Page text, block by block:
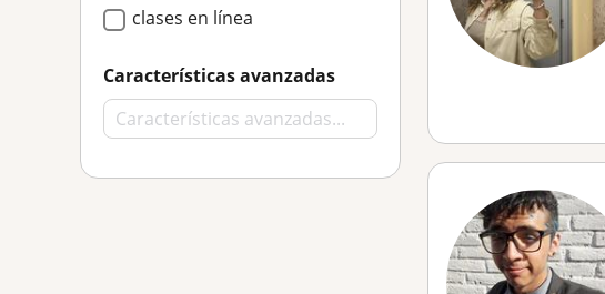
clases en línea
Características avanzadas